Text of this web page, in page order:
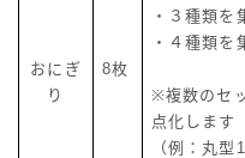
おにぎ
り
8枚
・３種類を
・４種類を
※複数のセ
点化します
（例：丸